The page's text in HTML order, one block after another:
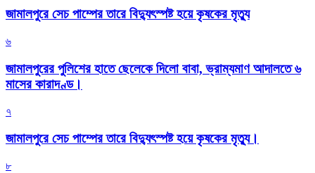
জামালপুরে সেচ পাম্পের তারে বিদ্যুৎস্পষ্ট হয়ে কৃষকের মৃত্যু
৬
জামালপুরের পুলিশের হাতে ছেলেকে দিলো বাবা, ভ্রাম্যমাণ আদালতে ৬
মাসের কারাদণ্ড।
৭
জামালপুরে সেচ পাম্পের তারে বিদ্যুৎস্পষ্ট হয়ে কৃষকের মৃত্যু।
৮